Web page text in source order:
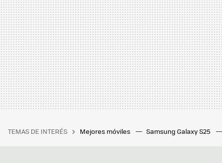
TEMAS DE INTERÉS Mejores móviles Samsung Galaxy S25